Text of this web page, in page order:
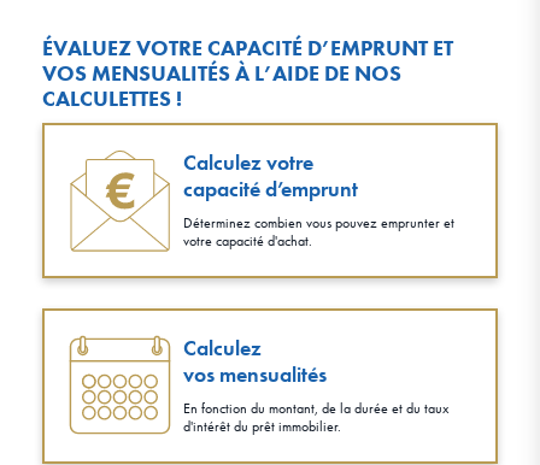
ÉVALUEZ VOTRE CAPACITÉ D’EMPRUNT ET
VOS MENSUALITÉS À L’AIDE DE NOS
CALCULETTES !
Calculez votre
capacité d’emprunt
Déterminez combien vous pouvez emprunter et
votre capacité d'achat.
Calculez
vos mensualités
En fonction du montant, de la durée et du taux
d'intérêt du prêt immobilier.